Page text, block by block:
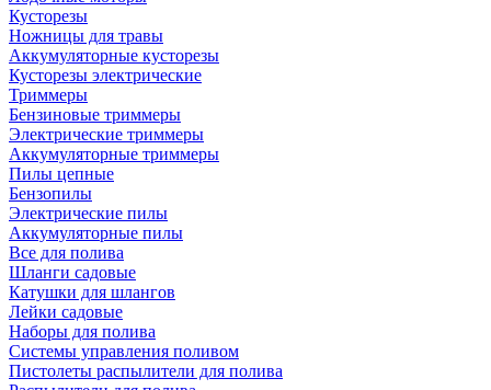
Кусторезы
Ножницы для травы
Аккумуляторные кусторезы
Кусторезы электрические
Триммеры
Бензиновые триммеры
Электрические триммеры
Аккумуляторные триммеры
Пилы цепные
Бензопилы
Электрические пилы
Аккумуляторные пилы
Все для полива
Шланги садовые
Катушки для шлангов
Лейки садовые
Наборы для полива
Системы управления поливом
Пистолеты распылители для полива